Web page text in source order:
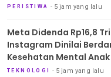
PERISTIWA 5 jam yang lalu
Meta Didenda Rp16,8
Instagram Dinilai
Kesehatan Mental Anak
TEKNOLOGI 5 jam yang lalu